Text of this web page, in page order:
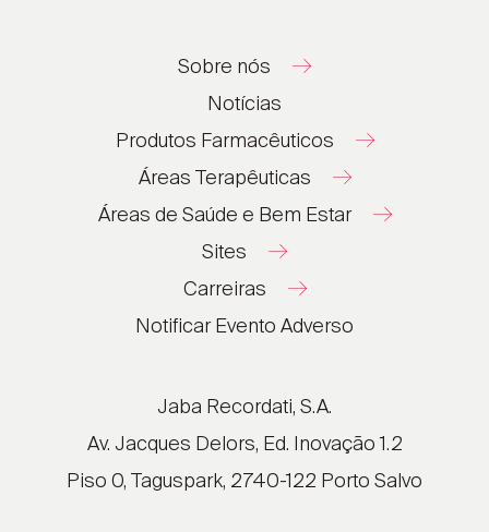
Sobre nós
Notícias
Produtos Farmacêuticos
Áreas Terapêuticas
Áreas de Saúde e Bem Estar
Sites
®
®
®
Carreiras
Notificar Evento Adverso
Jaba Recordati, S.A.
Av. Jacques Delors, Ed. Inovação 1.2
Piso 0, Taguspark, 2740-122 Porto Salvo